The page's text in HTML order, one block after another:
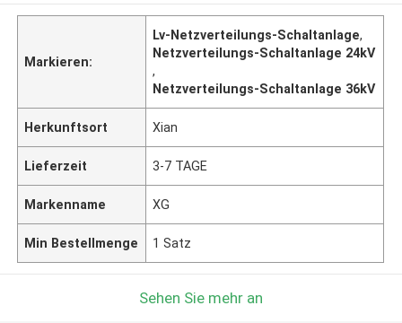
Markieren:
Lv-Netzverteilungs-Schaltanlage,
Netzverteilungs-Schaltanlage 24kV
,
Netzverteilungs-Schaltanlage 36kV
Herkunftsort Xian
Lieferzeit 3-7 TAGE
Markenname XG
Min Bestellmenge 1 Satz
Sehen Sie mehr an